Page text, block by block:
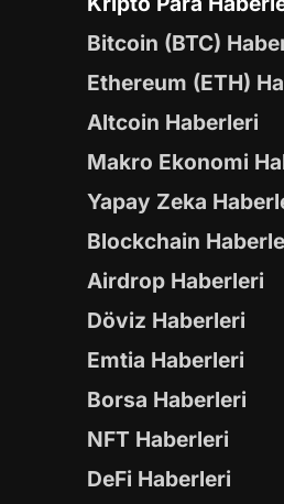
Bitcoin (BTC)
Ethereum (ETH)
Altcoin Haberleri
Makro Ekonomi
Yapay Zeka
Blockchain
Airdrop Haberleri
Döviz Haberleri
Emtia Haberleri
Borsa Haberleri
NFT Haberleri
DeFi Haberleri